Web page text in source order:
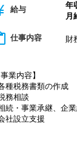
ンターンから新卒で
ンターン時代は「
からこそ実力がつき
だ入社１年目ですが
フィスに税理士がい
と知識をつけて、
社の良いところは“温
客様に対しても、仲
責任感を持って仕事
積極性と向上心を持
若手を引っ張ってい
表が作業環境にも気
力もAI-OCRを使用
インなどを活用して
ひ体験してください
確なキャリアパス
給与 年
月
仕事内容 財
事業内容】
種税務書類の作成
務相談
続・事業承継、企
社設立支援